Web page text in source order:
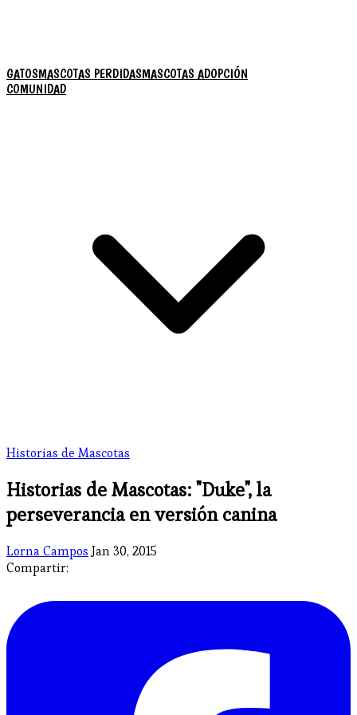
GATOSMASCOTAS PERDIDASMASCOTAS ADOPCIÓN
COMUNIDAD
Historias de Mascotas
Historias de Mascotas: "Duke", la
perseverancia en versión canina
Lorna Campos Jan 30, 2015
Compartir: